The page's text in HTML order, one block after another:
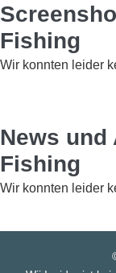
Fishing
Wir konnten leider
News und
Fishing
Wir konnten leider